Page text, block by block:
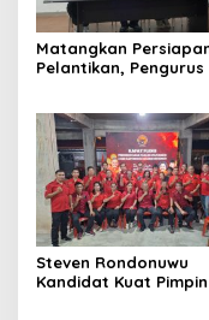
Matangkan
Pelantikan, Pengurus
Steven Rondonuwu
Kandidat Kuat Pimpin